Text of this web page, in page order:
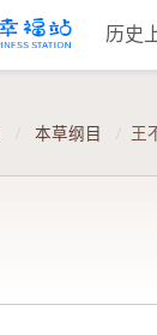
历史
/ 本草纲目 / 王